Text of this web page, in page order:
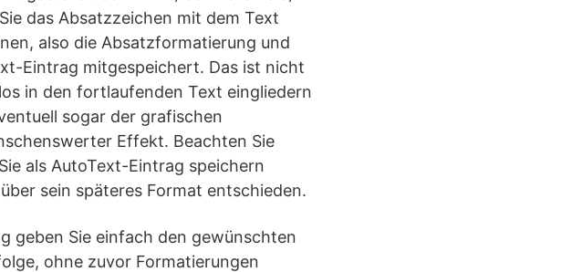
das Absatzzeichen mit dem Text
also die Absatzformatierung und
Eintrag mitgespeichert. Das ist nicht
in den fortlaufenden Text eingliedern
sogar der grafischen
Effekt. Beachten Sie
als AutoText-Eintrag speichern
sein späteres Format entschieden.
geben Sie einfach den gewünschten
ohne zuvor Formatierungen